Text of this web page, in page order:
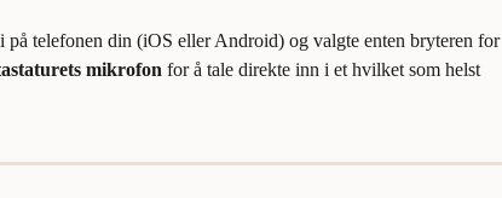
telefonen din (iOS eller Android) og valgte enten bryteren for
mikrofon for å tale direkte inn i et hvilket som helst